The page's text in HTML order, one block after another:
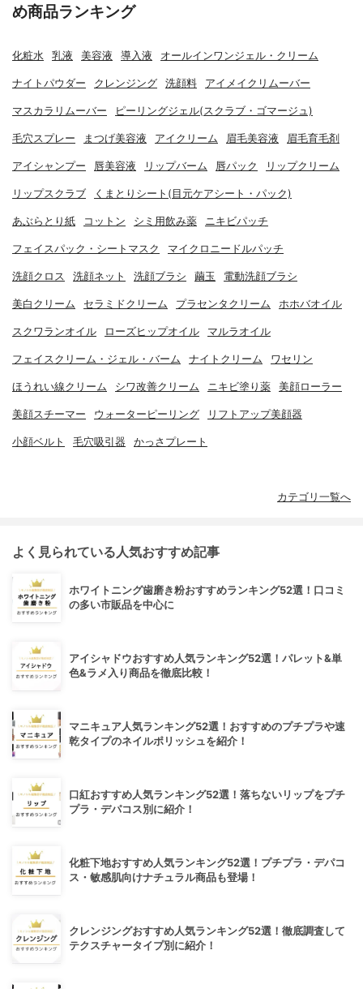
め商品ランキング
化粧水 乳液 美容液 導入液 オールインワンジェル・クリーム
ナイトパウダー クレンジング 洗顔料 アイメイクリムーバー
マスカラリムーバー ピーリングジェル(スクラブ・ゴマージュ)
毛穴スプレー まつげ美容液 アイクリーム 眉毛美容液 眉毛育毛剤
アイシャンプー 唇美容液 リップバーム 唇パック リップクリーム
リップスクラブ くまとりシート(目元ケアシート・パック)
あぶらとり紙 コットン シミ用飲み薬 ニキビパッチ
フェイスパック・シートマスク マイクロニードルパッチ
洗顔クロス 洗顔ネット 洗顔ブラシ 繭玉 電動洗顔ブラシ
美白クリーム セラミドクリーム プラセンタクリーム ホホバオイル
スクワランオイル ローズヒップオイル マルラオイル
フェイスクリーム・ジェル・バーム ナイトクリーム ワセリン
ほうれい線クリーム シワ改善クリーム ニキビ塗り薬 美顔ローラー
美顔スチーマー ウォーターピーリング リフトアップ美顔器
小顔ベルト 毛穴吸引器 かっさプレート
カテゴリ一覧へ
よく見られている人気おすすめ記事
ホワイトニング歯磨き粉おすすめランキング52選！口コミ
の多い市販品を中心に
アイシャドウおすすめ人気ランキング52選！パレット&単
色&ラメ入り商品を徹底比較！
マニキュア人気ランキング52選！おすすめのプチプラや速
乾タイプのネイルポリッシュを紹介！
口紅おすすめ人気ランキング52選！落ちないリップをプチ
プラ・デパコス別に紹介！
化粧下地おすすめ人気ランキング52選！プチプラ・デパコ
ス・敏感肌向けナチュラル商品も登場！
クレンジングおすすめ人気ランキング52選！徹底調査して
テクスチャータイプ別に紹介！